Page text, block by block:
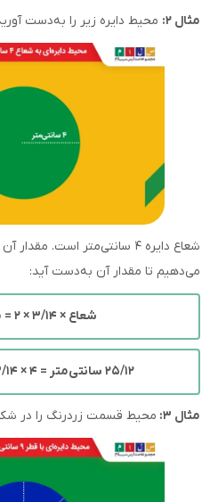
مثال ۲:
محیط دایره زیر را به‌دست
شعاع دایره ۴ سانتی‌متر است.
می‌دهیم تا مقدار آن به‌دست آید:
شعاع × ۳/۱۴ × ۲ = محیط دایره
۲۵/۱۲ سانتی‌متر = ۴ × ۳/۱۴ × ۲ =محیط دایره
مثال ۳: محیط قسمت زردرنگ را در